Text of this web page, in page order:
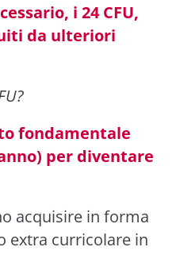
i 24 CFU,
da ulteriori
fondamentale
per diventare
acquisire in forma
extra curricolare in